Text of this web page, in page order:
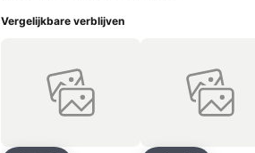
Vergelijkbare verblijven